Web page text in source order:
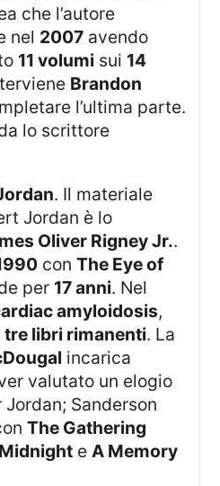
che l’autore
nel 2007 avendo
11 volumi sui 14
Brandon
l’ultima parte.
lo scrittore
. Il materiale
Jordan è lo
Oliver Rigney Jr..
conThe Eye of
per 17 anni. Nel
amyloidosis,
tre libri rimanenti. La
incarica
valutato un elogio
Sanderson
The Gathering
eA Memory